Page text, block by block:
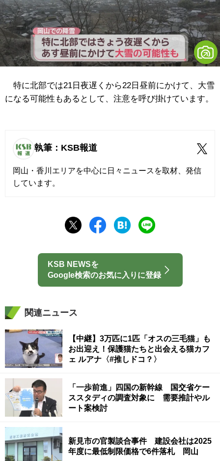
特に北部では21日夜遅くから22日昼前にかけて、大雪
になる可能性もあるとして、注意を呼び掛けています。
執筆：KSB報道
岡山・香川エリアを中心に日々ニュースを取材、発信
しています。
KSB NEWSを
Google検索のお気に入りに登録
関連ニュース
【中継】3万匹に1匹「オスの三毛猫」も
お出迎え！保護猫たちと出会える猫カフ
ェ ルアナ〈#推しドコ？〉
「一歩前進」四国の新幹線 国交省ケー
ススタディの調査対象に 需要推計やル
ート案検討
新見市の官製談合事件 建設会社は2025
年度に最低制限価格で6件落札 岡山